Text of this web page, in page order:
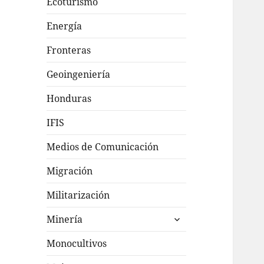
Energía
Fronteras
Geoingeniería
Honduras
IFIS
Medios de Comunicación
Migración
Militarización
Minería
expande
el
inferior
Monocultivos